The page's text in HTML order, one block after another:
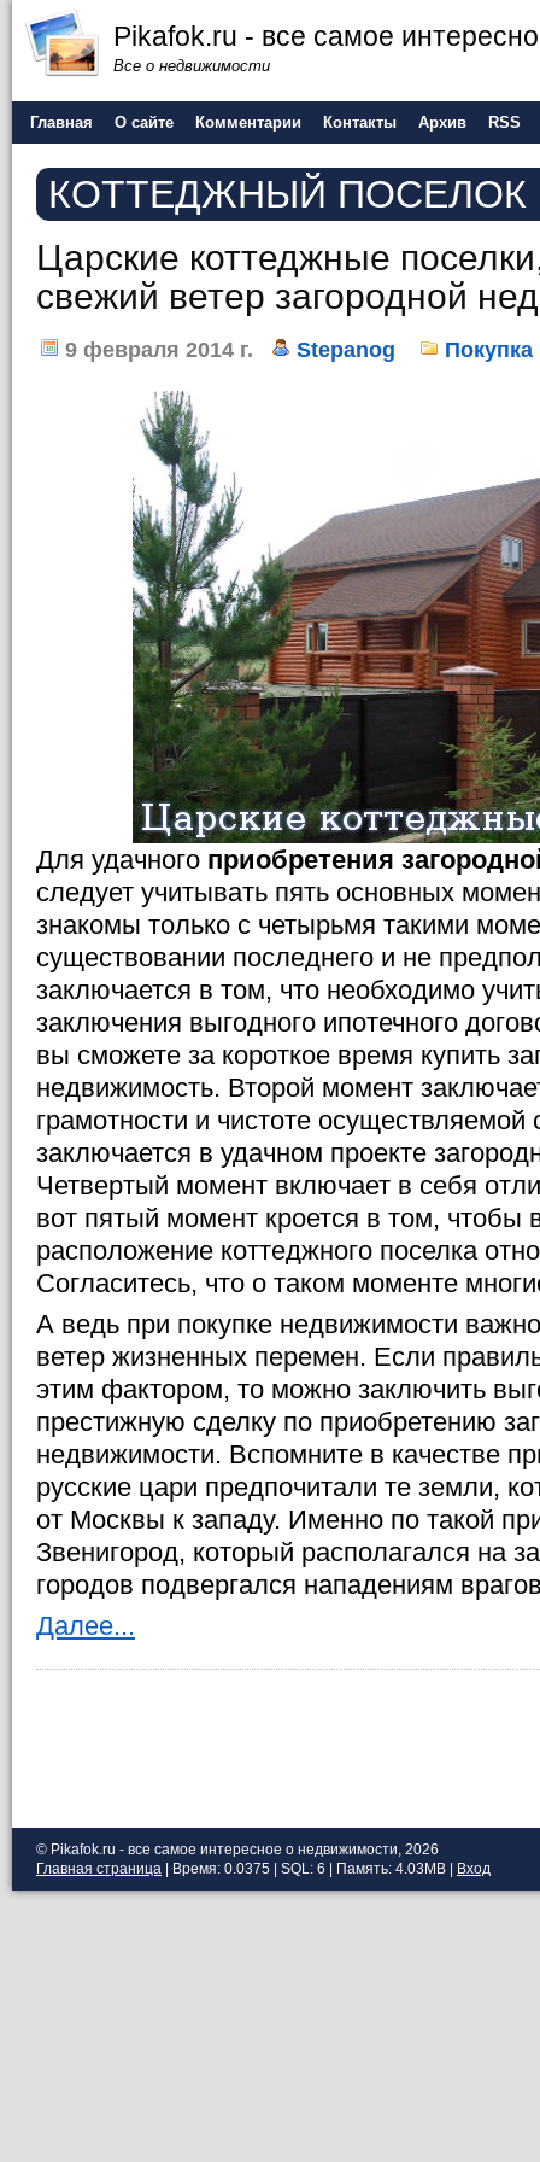
Pikafok.ru - все самое
Все о недвижимости
Главная О сайте Комментарии Контакты Архив RSS
КОТТЕДЖНЫЙ
Царские коттеджные
свежий ветер загородной
9 февраля 2014 г. Stepanog Покупка
Для удачного приобретения
следует учитывать пять основных
знакомы только с четырьмя такими
существовании последнего и не
заключается в том, что необходимо
заключения выгодного ипотечного
вы сможете за короткое время купить
недвижимость. Второй момент
грамотности и чистоте
заключается в удачном проекте
Четвертый момент включает в себя
вот пятый момент кроется в том, чтобы
расположение коттеджного поселка
Согласитесь, что о таком моменте
А ведь при покупке недвижимости
ветер жизненных перемен. Если
этим фактором, то можно заключить
престижную сделку по приобретению
недвижимости. Вспомните в качестве
русские цари предпочитали те земли,
от Москвы к западу. Именно по такой
Звенигород, который располагался на
городов подвергался нападениям
Далее...
© Pikafok.ru - все самое интересное о недвижимости, 2026
Главная страница | Время: 0.0375 | SQL: 6 | Память: 4.03MB Вход